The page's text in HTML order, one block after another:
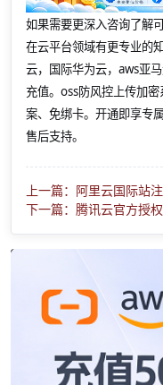
如果需要更深入咨询了解
在云平台领域有更专业的
云，国际华为云，aws亚
充值。oss防风控上传加
案、免绑卡。开通即享专
售后支持。
上一篇：阿里云国际站
下一篇：腾讯云官方授